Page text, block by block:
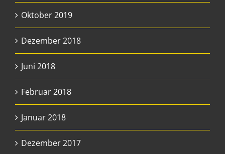
Oktober 2019
Dezember 2018
Juni 2018
Februar 2018
Januar 2018
Dezember 2017